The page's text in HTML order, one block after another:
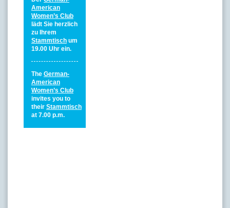
American
Women’s Club
lädt Sie herzlich
zu Ihrem
Stammtisch um
19.00 Uhr ein.
The German-
American
Women’s Club
invites you to
their Stammtisch
at 7.00 p.m.